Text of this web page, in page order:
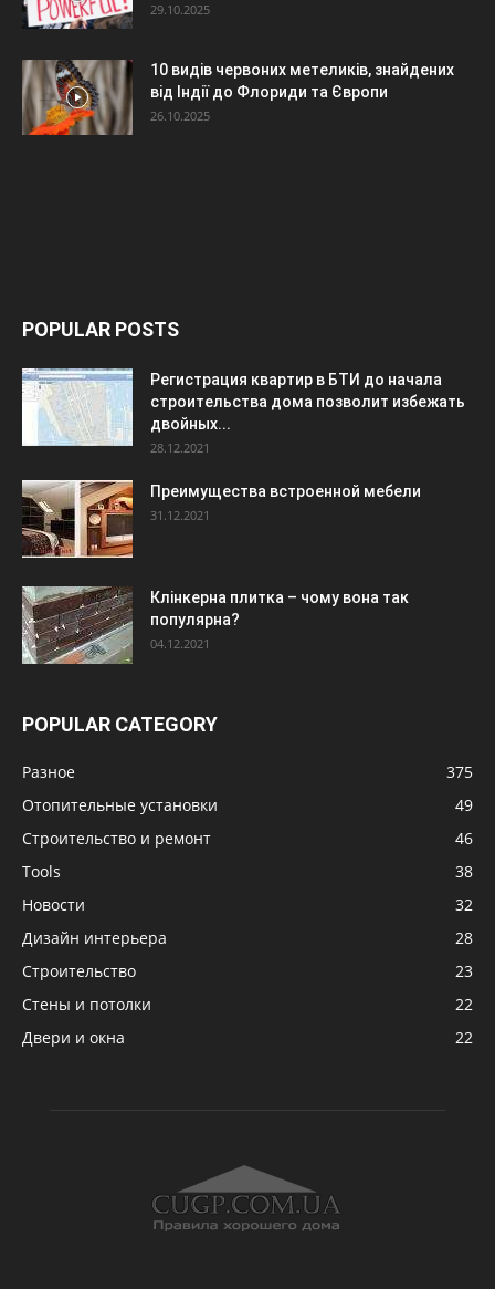
29.10.2025
10 видів червоних метеликів, знайдених
від Індії до Флориди та Європи
26.10.2025
POPULAR POSTS
Регистрация квартир в БТИ до начала
строительства дома позволит избежать
двойных...
28.12.2021
Преимущества встроенной мебели
31.12.2021
Клінкерна плитка – чому вона так
популярна?
04.12.2021
POPULAR CATEGORY
Разное
375
Отопительные установки
49
Строительство и ремонт
46
Tools
38
Новости
32
Дизайн интерьера
28
Строительство
23
Стены и потолки
22
Двери и окна
22